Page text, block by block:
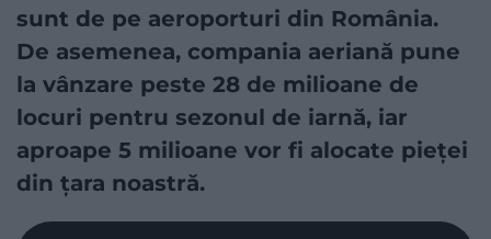
sunt de pe aeroporturi din România.
De asemenea, compania aeriană pune
la vânzare peste 28 de milioane de
locuri pentru sezonul de iarnă, iar
aproape 5 milioane vor fi alocate pieţei
din ţara noastră.